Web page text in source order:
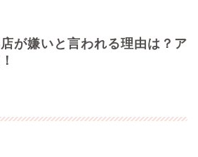
が嫌いと言われる理由は？ア